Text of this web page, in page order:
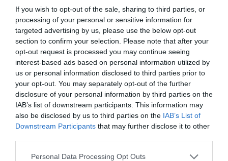
If you wish to opt-out of the sale, sharing to third parties, or
processing of your personal or sensitive information for
targeted advertising by us, please use the below opt-out
section to confirm your selection. Please note that after your
opt-out request is processed you may continue seeing
interest-based ads based on personal information utilized by
us or personal information disclosed to third parties prior to
your opt-out. You may separately opt-out of the further
disclosure of your personal information by third parties on the
IAB’s list of downstream participants. This information may
also be disclosed by us to third parties on the IAB’s List of
Downstream Participants that may further disclose it to other
Personal Data Processing Opt Outs
Casado se destapa: Reacciones ante el
escrito del SG del Parlament dirigido a la
Mesa, ordenando la retirada del acta de
diputado de Torra
BEA TALEGÓN
Zapatero alto y claro en La SER mientras
Angels Barceló se revuelve y no sabe cómo
parar la entrevista
BEA TALEGÓN24/01/2020